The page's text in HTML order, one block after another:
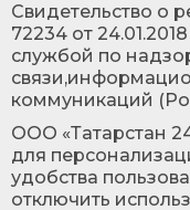
Cвидетельство о
72234 от
службой по
коммуникаций
ООО «Татарстан
для
удобства
отключить